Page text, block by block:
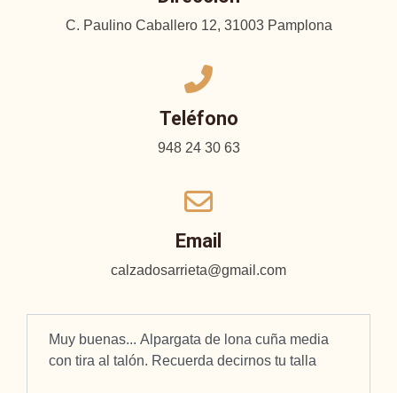
C. Paulino Caballero 12, 31003 Pamplona
Teléfono
948 24 30 63
Email
calzadosarrieta@gmail.com